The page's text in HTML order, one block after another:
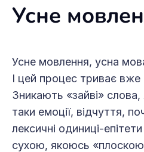
Усне
Усне мовлення, усна
І цей процес триває вже
Зникають «зайві»
таки емоції, відчуття,
лексичні одиниці-
сухою, якоюсь